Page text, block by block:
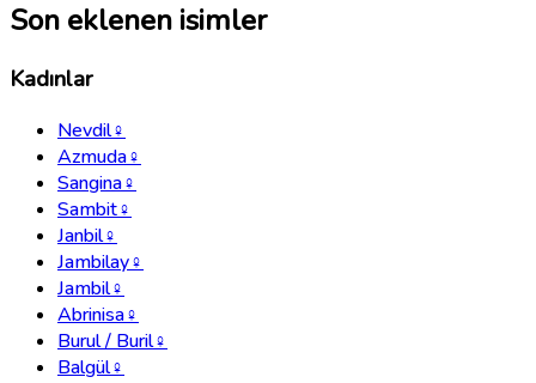
Son eklenen isimler
Kadınlar
Nevdil♀
Azmuda♀
Sangina♀
Sambit♀
Janbil♀
Jambilay♀
Jambil♀
Abrinisa♀
Burul / Buril♀
Balgül♀